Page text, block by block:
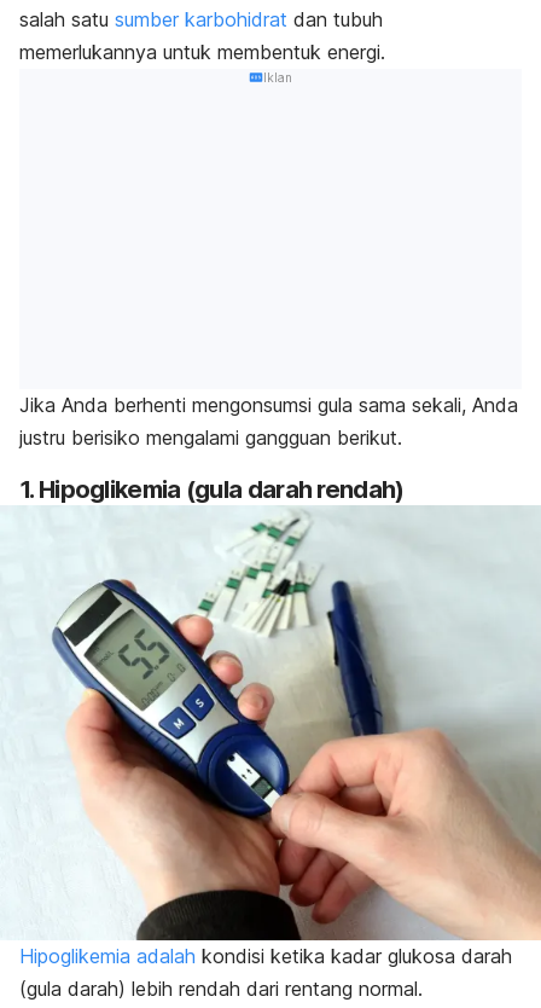
salah satu sumber karbohidrat dan tubuh
memerlukannya untuk membentuk energi.
Iklan
Jika Anda berhenti mengonsumsi gula sama sekali, Anda
justru berisiko mengalami gangguan berikut.
1. Hipoglikemia (gula darah rendah)
Hipoglikemia adalah kondisi ketika kadar glukosa darah
(gula darah) lebih rendah dari rentang normal.